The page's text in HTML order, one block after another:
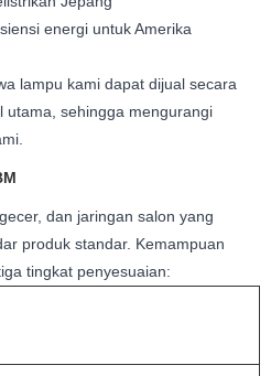
energi untuk Amerika
lampu kami dapat dijual secara
utama, sehingga mengurangi
dan jaringan salon yang
produk standar. Kemampuan
tingkat penyesuaian: